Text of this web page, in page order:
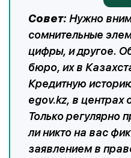
Совет: Нужно
сомнительные
цифры, и другое.
бюро, их в
Кредитную
egov.kz, в центрах
Только регулярно
ли никто на вас
заявлением в